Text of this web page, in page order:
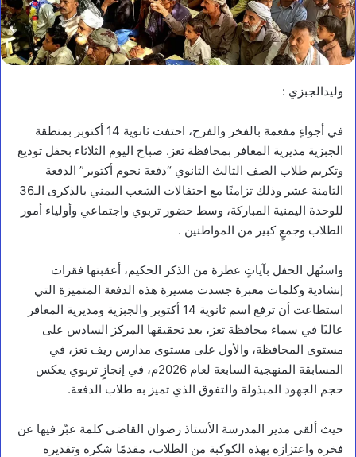
وليدالجبزي :
في أجواءٍ مفعمة بالفخر والفرح، احتفت ثانوية 14 أكتوبر بمنطقة
الجبزية مديرية المعافر بمحافظة تعز. صباح اليوم الثلاثاء بحفل توديع
وتكريم طلاب الصف الثالث الثانوي “دفعة نجوم أكتوبر” الدفعة
الثامنة عشر وذلك تزامنًا مع احتفالات الشعب اليمني بالذكرى الـ36
للوحدة اليمنية المباركة، وسط حضور تربوي واجتماعي وأولياء أمور
الطلاب وجمعٍ كبير من المواطنين .
واستُهل الحفل بآياتٍ عطرة من الذكر الحكيم، أعقبتها فقرات
إنشادية وكلمات معبرة جسدت مسيرة هذه الدفعة المتميزة التي
استطاعت أن ترفع اسم ثانوية 14 أكتوبر والجبزية ومديرية المعافر
عاليًا في سماء محافظة تعز، بعد تحقيقها المركز السادس على
مستوى المحافظة، والأول على مستوى مدارس ريف تعز، في
المسابقة المنهجية السابعة لعام 2026م، في إنجازٍ تربوي يعكس
حجم الجهود المبذولة والتفوق الذي تميز به طلاب الدفعة.
حيث ألقى مدير المدرسة الأستاذ رضوان القاضي كلمة عبّر فيها عن
فخره واعتزازه بهذه الكوكبة من الطلاب، مقدمًا شكره وتقديره